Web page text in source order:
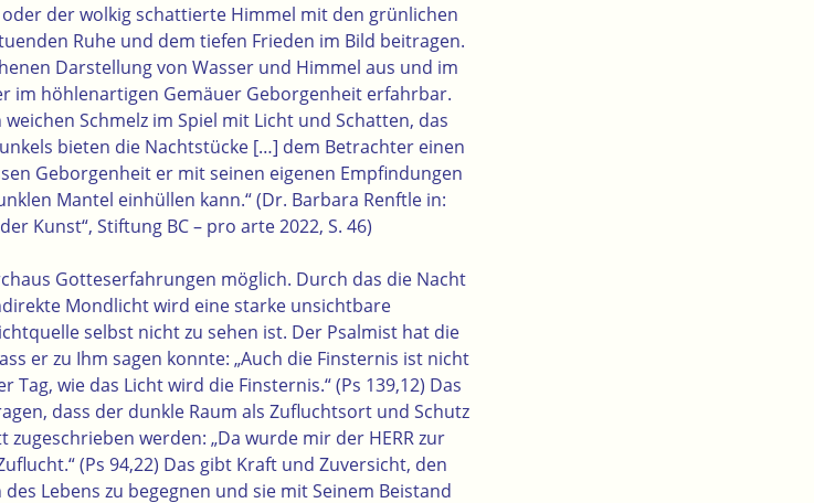
oder der wolkig schattierte Himmel mit den grünlichen
Ruhe und dem tiefen Frieden im Bild beitragen.
Darstellung von Wasser und Himmel aus und im
im höhlenartigen Gemäuer Geborgenheit erfahrbar.
Schmelz im Spiel mit Licht und Schatten, das
bieten die Nachtstücke […] dem Betrachter einen
Geborgenheit er mit seinen eigenen Empfindungen
Mantel einhüllen kann.“ (Dr. Barbara Renftle in:
Kunst“, Stiftung BC – pro arte 2022, S. 46)
Gotteserfahrungen möglich. Durch das die Nacht
Mondlicht wird eine starke unsichtbare
selbst nicht zu sehen ist. Der Psalmist hat die
er zu Ihm sagen konnte: „Auch die Finsternis ist nicht
wie das Licht wird die Finsternis.“ (Ps 139,12) Das
dass der dunkle Raum als Zufluchtsort und Schutz
werden: „Da wurde mir der HERR zur
(Ps 94,22) Das gibt Kraft und Zuversicht, den
Lebens zu begegnen und sie mit Seinem Beistand